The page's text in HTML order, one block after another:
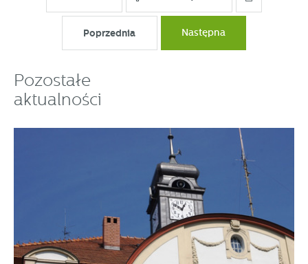
Poprzednia Następna
Pozostałe
aktualności